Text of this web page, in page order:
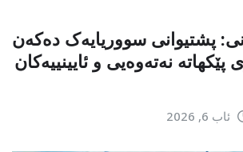
پشتیوانی سووریایەک دەکەن
نەتەوەیی و ئایینییەکان
ئاب 6, 2026